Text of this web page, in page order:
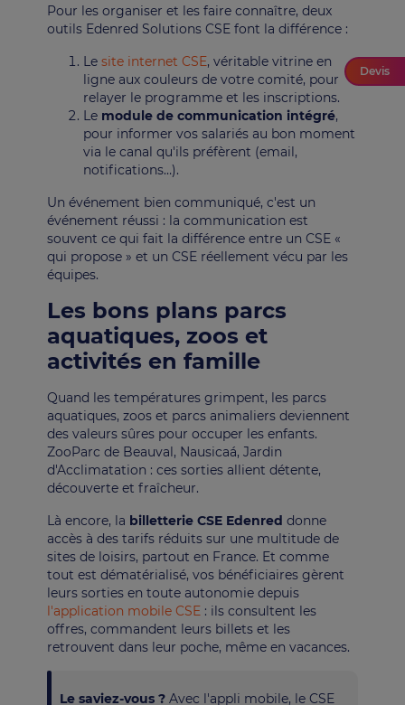
Pour les organiser et les faire connaître, deux
outils Edenred Solutions CSE font la différence :
Lesite internet CSE, véritable vitrine en
ligne aux couleurs de votre comité, pour
relayer le programme et les inscriptions.
Le module de communication intégré,
pour informer vos salariés au bon moment
via le canal qu'ils préfèrent (email,
notifications…).
Un événement bien communiqué, c'est un
événement réussi : la communication est
souvent ce qui fait la différence entre un CSE «
qui propose » et un CSE réellement vécu par les
équipes.
Les bons plans parcs
aquatiques, zoos et
activités en famille
Quand les températures grimpent, les parcs
aquatiques, zoos et parcs animaliers deviennent
des valeurs sûres pour occuper les enfants.
ZooParc de Beauval, Nausicaá, Jardin
d'Acclimatation : ces sorties allient détente,
découverte et fraîcheur.
Là encore, la billetterie CSE Edenreddonne
accès à des tarifs réduits sur une multitude de
sites de loisirs, partout en France. Et comme
tout est dématérialisé, vos bénéficiaires gèrent
leurs sorties en toute autonomie depuis
l'application mobile CSE : ils consultent les
offres, commandent leurs billets et les
retrouvent dans leur poche, même en vacances.
Le saviez-vous ? Avec l'appli mobile, le CSE
Devis